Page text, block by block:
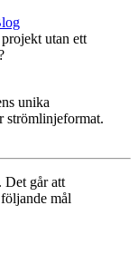
utan ett
unika
strömlinjeformat.
Det går att
mål